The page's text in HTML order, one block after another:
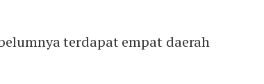
terdapat empat daerah